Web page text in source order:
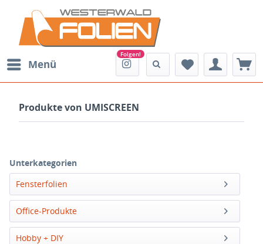
Menü
Produkte von UMISCREEN
Unterkategorien
Fensterfolien
Office-Produkte
Hobby + DIY